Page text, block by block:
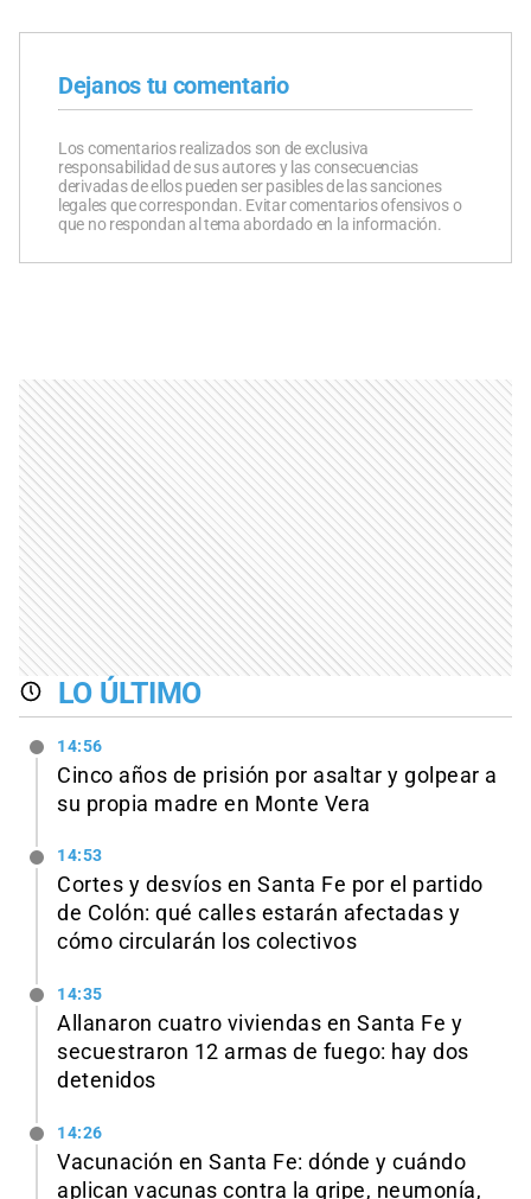
Dejanos tu comentario
Los comentarios realizados son de exclusiva
responsabilidad de sus autores y las consecuencias
derivadas de ellos pueden ser pasibles de las sanciones
legales que correspondan. Evitar comentarios ofensivos o
que no respondan al tema abordado en la información.
LO ÚLTIMO
14:56
Cinco años de prisión por asaltar y golpear a
su propia madre en Monte Vera
14:53
Cortes y desvíos en Santa Fe por el partido
de Colón: qué calles estarán afectadas y
cómo circularán los colectivos
14:35
Allanaron cuatro viviendas en Santa Fe y
secuestraron 12 armas de fuego: hay dos
detenidos
14:26
Vacunación en Santa Fe: dónde y cuándo
aplican vacunas contra la gripe, neumonía,